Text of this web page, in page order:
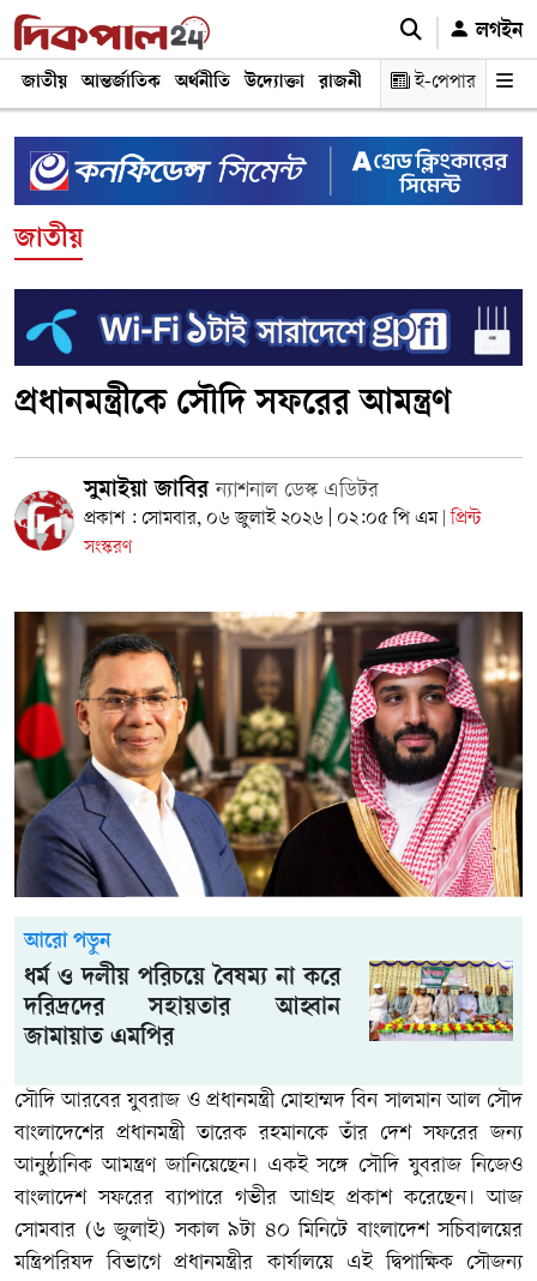
লগইন
জাতীয় আন্তর্জাতিক অর্থনীতি উদ্যোক্তা রাজনীতি শিক্ষা স্বাস্থ্য ও
ই-পেপার
জাতীয়
প্রধানমন্ত্রীকে সৌদি সফরের আমন্ত্রণ
সুমাইয়া জাবিরন্যাশনাল ডেস্ক এডিটর
প্রকাশ : সোমবার, ০৬ জুলাই ২০২৬ | ০২:০৫ পি এম
প্রিন্ট
সংস্করণ
আরো পড়ুন
ধর্ম ও দলীয় পরিচয়ে বৈষম্য না করে
দরিদ্রদের সহায়তার আহ্বান
জামায়াত এমপির
সৌদি আরবের যুবরাজ ও প্রধানমন্ত্রী মোহাম্মদ বিন সালমান আল সৌদ
বাংলাদেশের প্রধানমন্ত্রী তারেক রহমানকে তাঁর দেশ সফরের জন্য
আনুষ্ঠানিক আমন্ত্রণ জানিয়েছেন। একই সঙ্গে সৌদি যুবরাজ নিজেও
বাংলাদেশ সফরের ব্যাপারে গভীর আগ্রহ প্রকাশ করেছেন। আজ
সোমবার (৬ জুলাই) সকাল ৯টা ৪০ মিনিটে বাংলাদেশ সচিবালয়ের
মন্ত্রিপরিষদ বিভাগে প্রধানমন্ত্রীর কার্যালয়ে এই দ্বিপাক্ষিক সৌজন্য